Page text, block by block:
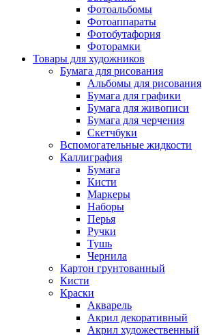
Фотоальбомы
Фотоаппараты
Фотобутафория
Фоторамки
Товары для художников
Бумага для рисования
Альбомы для рисования
Бумага для графики
Бумага для живописи
Бумага для черчения
Скетчбуки
Вспомогательные жидкости
Каллиграфия
Бумага
Кисти
Маркеры
Наборы
Перья
Ручки
Тушь
Чернила
Картон грунтованный
Кисти
Краски
Акварель
Акрил декоративный
Акрил художественный